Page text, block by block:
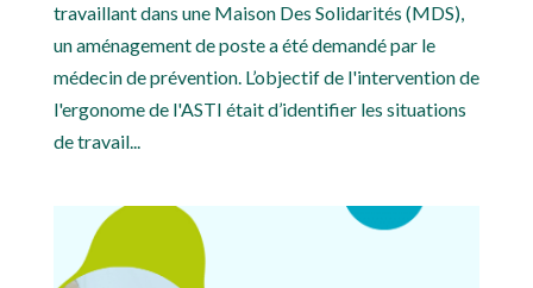
travaillant dans une Maison Des Solidarités (MDS),
un aménagement de poste a été demandé par le
médecin de prévention. L’objectif de l'intervention de
l'ergonome de l'ASTI était d’identifier les situations
de travail...